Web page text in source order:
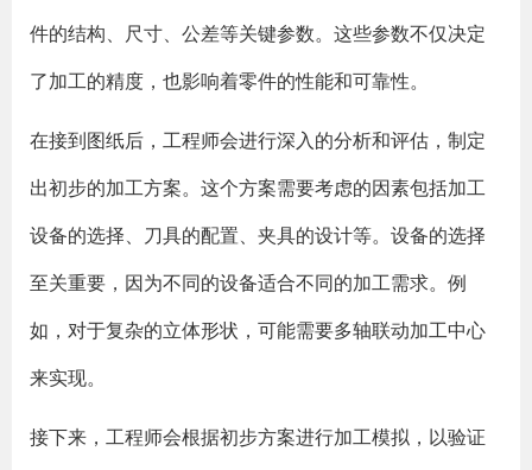
件的结构、尺寸、公差等关键参数。这些参数不仅决定
了加工的精度，也影响着零件的性能和可靠性。
在接到图纸后，工程师会进行深入的分析和评估，制定
出初步的加工方案。这个方案需要考虑的因素包括加工
设备的选择、刀具的配置、夹具的设计等。设备的选择
至关重要，因为不同的设备适合不同的加工需求。例
如，对于复杂的立体形状，可能需要多轴联动加工中心
来实现。
接下来，工程师会根据初步方案进行加工模拟，以验证